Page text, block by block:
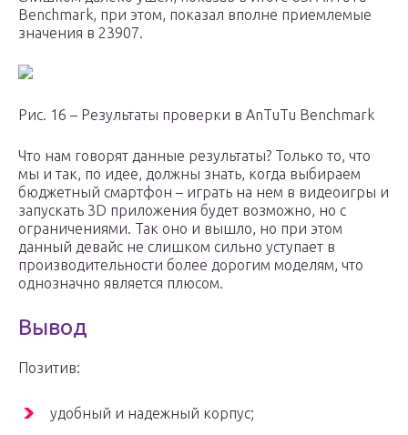
Benchmark, при этом, показал вполне приемлемые
значения в 23907.
Рис. 16 – Результаты проверки в AnTuTu Benchmark
Что нам говорят данные результаты? Только то, что
мы и так, по идее, должны знать, когда выбираем
бюджетный смартфон – играть на нем в видеоигры и
запускать 3D приложения будет возможно, но с
ограничениями. Так оно и вышло, но при этом
данный девайс не слишком сильно уступает в
производительности более дорогим моделям, что
однозначно является плюсом.
Вывод
Позитив:
удобный и надежный корпус;